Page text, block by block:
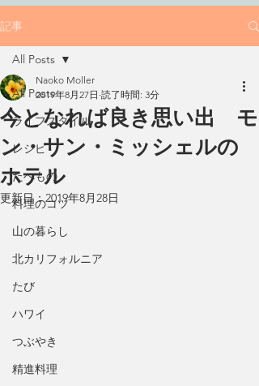
記事
All Posts
ライフスタイル
レシピ
たべもの
料理のコツ
山の暮らし
北カリフォルニア
たび
ハワイ
つぶやき
精進料理
All Posts
今となれば良き思い出 モ
ン・サン・ミッシェルの
ホテル
Naoko Moller
2019年8月27日 読了時間: 3分
更新日：2019年8月28日